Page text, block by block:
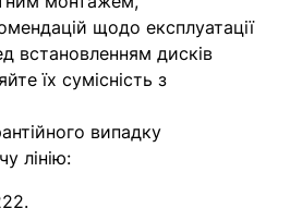
з вами
часом
щодо експлуатації
встановленням дисків
їх сумісність з
випадку
лінію:
.